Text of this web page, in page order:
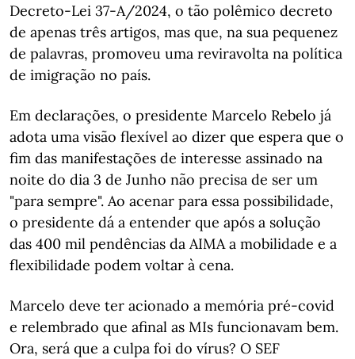
Decreto-Lei 37-A/2024, o tão polêmico decreto
de apenas três artigos, mas que, na sua pequenez
de palavras, promoveu uma reviravolta na política
de imigração no país.
Em declarações, o presidente Marcelo Rebelo já
adota uma visão flexível ao dizer que espera que o
fim das manifestações de interesse assinado na
noite do dia 3 de Junho não precisa de ser um
"para sempre". Ao acenar para essa possibilidade,
o presidente dá a entender que após a solução
das 400 mil pendências da AIMA a mobilidade e a
flexibilidade podem voltar à cena.
Marcelo deve ter acionado a memória pré-covid
e relembrado que afinal as MIs funcionavam bem.
Ora, será que a culpa foi do vírus? O SEF